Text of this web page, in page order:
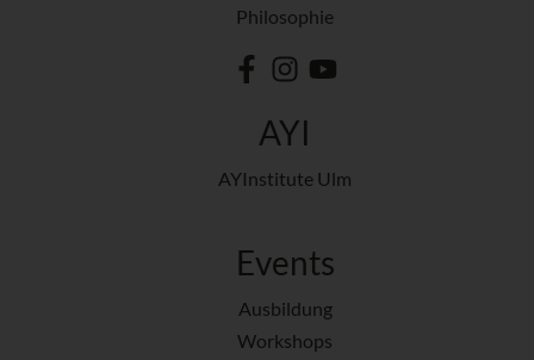
Philosophie
AYI
AYInstitute Ulm
Events
Ausbildung
Workshops